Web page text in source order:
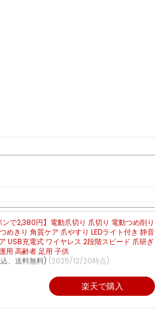
ンで2,380円】電動爪切り 爪切り 電動つめ削り
めきり 角質ケア 爪やすり LEDライト付き 静音
USB充電式 ワイヤレス 2段階スピード 爪研ぎ
用 高齢者 足用 子供
、送料無料) (2025/12/20時点)
楽天で購入